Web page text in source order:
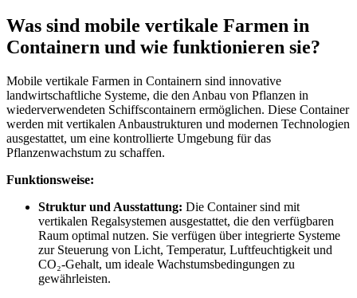
Was sind mobile vertikale Farmen in
Containern und wie funktionieren sie?
Mobile vertikale Farmen in Containern sind innovative
landwirtschaftliche Systeme, die den Anbau von Pflanzen in
wiederverwendeten Schiffscontainern ermöglichen. Diese Container
werden mit vertikalen Anbaustrukturen und modernen Technologien
ausgestattet, um eine kontrollierte Umgebung für das
Pflanzenwachstum zu schaffen.
Funktionsweise:
Struktur und Ausstattung: Die Container sind mit
vertikalen Regalsystemen ausgestattet, die den verfügbaren
Raum optimal nutzen. Sie verfügen über integrierte Systeme
zur Steuerung von Licht, Temperatur, Luftfeuchtigkeit und
CO₂-Gehalt, um ideale Wachstumsbedingungen zu
gewährleisten.